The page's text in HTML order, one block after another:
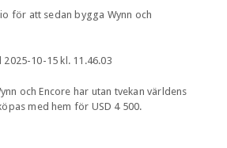
för att sedan bygga Wynn och
och Encore har utan tvekan världens
med hem för USD 4 500.